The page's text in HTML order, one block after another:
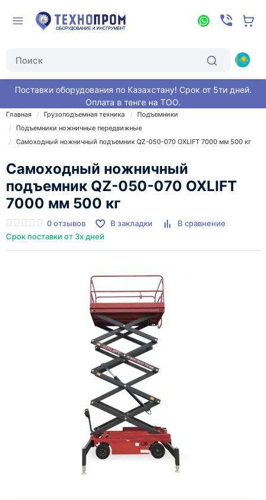
Поставки оборудования по Казахстану! Срок от 5ти дней.
Оплата в тенге на ТОО.
Главная Грузоподъемная техника
Подъемники
Подъемники ножничные передвижные
Самоходный ножничный подъемник QZ-050-070 OXLIFT 7000 мм 500 кг
Самоходный ножничный
подъемник QZ-050-070 OXLIFT
7000 мм 500 кг
0 отзывов В закладки
В сравнение
Срок поставки от 3х дней